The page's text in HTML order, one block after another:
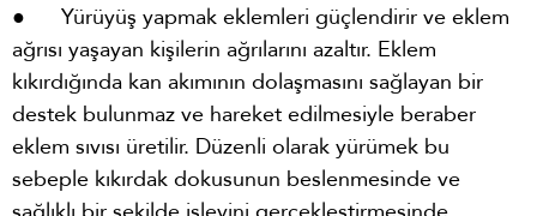
● Yürüyüş yapmak eklemleri güçlendirir ve eklem
ağrısı yaşayan kişilerin ağrılarını azaltır. Eklem
kıkırdığında kan akımının dolaşmasını sağlayan bir
destek bulunmaz ve hareket edilmesiyle beraber
eklem sıvısı üretilir. Düzenli olarak yürümek bu
sebeple kıkırdak dokusunun beslenmesinde ve